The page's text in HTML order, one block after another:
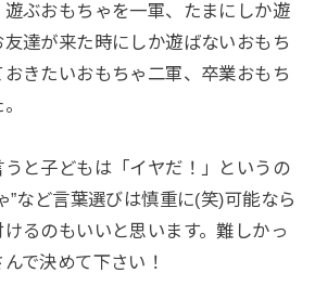
ぶおもちゃを一軍、たまにしか遊
達が来た時にしか遊ばないおもち
きたいおもちゃ二軍、卒業おもち
うと子どもは「イヤだ！」というの
”など言葉選びは慎重に(笑)可能なら
るのもいいと思います。難しかっ
で決めて下さい！